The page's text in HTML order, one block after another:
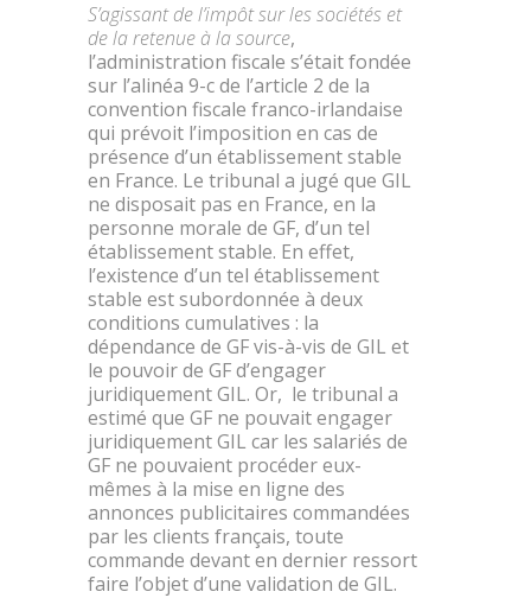
S’agissant de l’impôt sur les sociétés et
de la retenue à la source,
l’administration fiscale s’était fondée
sur l’alinéa 9-c de l’article 2 de la
convention fiscale franco-irlandaise
qui prévoit l’imposition en cas de
présence d’un établissement stable
en France. Le tribunal a jugé que GIL
ne disposait pas en France, en la
personne morale de GF, d’un tel
établissement stable. En effet,
l’existence d’un tel établissement
stable est subordonnée à deux
conditions cumulatives : la
dépendance de GF vis-à-vis de GIL et
le pouvoir de GF d’engager
juridiquement GIL. Or, le tribunal a
estimé que GF ne pouvait engager
juridiquement GIL car les salariés de
GF ne pouvaient procéder eux-
mêmes à la mise en ligne des
annonces publicitaires commandées
par les clients français, toute
commande devant en dernier ressort
faire l’objet d’une validation de GIL.